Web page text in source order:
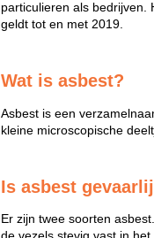
particulieren als bedrijven.
geldt tot en met 2019.
Wat is asbest?
Asbest is een
kleine microscopische
Is asbest
Er zijn twee soorten